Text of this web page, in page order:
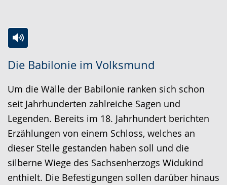
Die Babilonie im Volksmund
Leichten
Sprache
wechseln.
Audio-
Unterstützung.
Video
in
Deutscher
Gebärdensprache
wird
angezeigt.
Um die Wälle der Babilonie ranken sich schon
seit Jahrhunderten zahlreiche Sagen und
Legenden. Bereits im 18. Jahrhundert berichten
Erzählungen von einem Schloss, welches an
dieser Stelle gestanden haben soll und die
silberne Wiege des Sachsenherzogs Widukind
enthielt. Die Befestigungen sollen darüber hinaus